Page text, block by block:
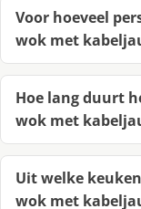
Voor hoeveel
wok met
Hoe lang duurt
wok met
Uit welke
wok met